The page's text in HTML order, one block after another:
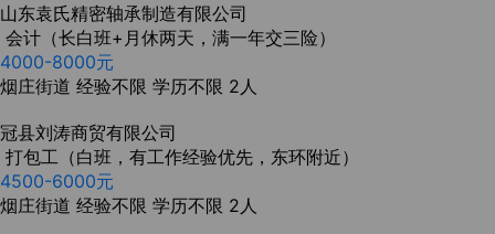
山东袁氏精密轴承制造有限公司
会计（长白班+月休两天，满一年交三险）
4000-8000元
烟庄街道 经验不限 学历不限 2人
冠县‬刘涛商贸有限公司
打包工（白班，有工作经验优先，东环附近）
4500-6000元
烟庄街道 经验不限 学历不限 2人